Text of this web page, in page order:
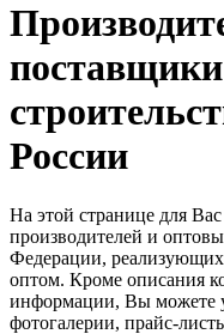
России
На этой странице для
производителей и
Федерации, реализующих
оптом. Кроме описания
информации, Вы можете
фотогалерии, прайс-